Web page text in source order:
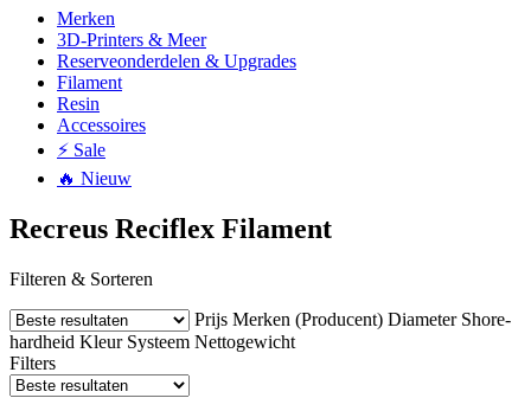
Merken
3D-Printers & Meer
Reserveonderdelen & Upgrades
Filament
Resin
Accessoires
⚡ Sale
🔥 Nieuw
Recreus Reciflex Filament
Filteren & Sorteren
Prijs Merken (Producent) Diameter Shore-
hardheid Kleur Systeem Nettogewicht
Filters